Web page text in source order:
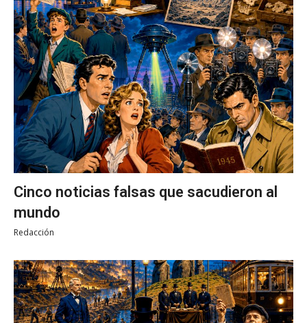
Cinco noticias falsas que sacudieron al
mundo
Redacción